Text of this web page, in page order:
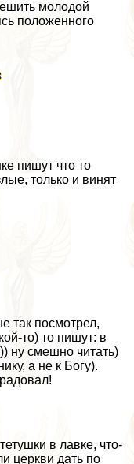
молодой
положенного
пишут что то
только и винят
так посмотрел,
то) то пишут: в
ну смешно читать)
а не к Богу).
в лавке, что-
церкви дать по